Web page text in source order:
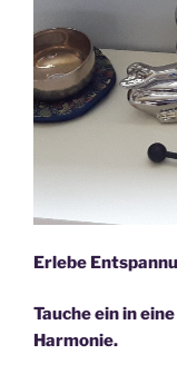
Erlebe
Tauche ein in
Harmonie.